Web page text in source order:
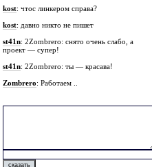
kost: чтос линкером справа?
kost: давно никто не пишет
st41n: 2Zombrero: снято очень слабо, а
проект — супер!
st41n: 2Zombrero: ты — красава!
Zombrero: Работаем ..